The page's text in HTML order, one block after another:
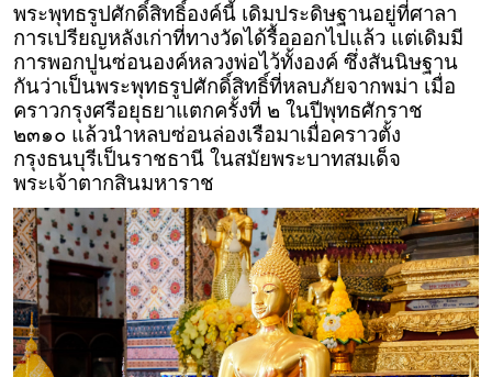
พระพุทธรูปศักดิ์สิทธิ์องค์นี้ เดิมประดิษฐานอยู่ที่ศาลา
การเปรียญหลังเก่าที่ทางวัดได้รื้อออกไปแล้ว แต่เดิมมี
การพอกปูนซ่อนองค์หลวงพ่อไว้ทั้งองค์ ซึ่งสันนิษฐาน
กันว่าเป็นพระพุทธรูปศักดิ์สิทธิ์ที่หลบภัยจากพม่า เมื่อ
คราวกรุงศรีอยุธยาแตกครั้งที่ ๒ ในปีพุทธศักราช
๒๓๑๐ แล้วนำหลบซ่อนล่องเรือมาเมื่อคราวตั้ง
กรุงธนบุรีเป็นราชธานี ในสมัยพระบาทสมเด็จ
พระเจ้าตากสินมหาราช